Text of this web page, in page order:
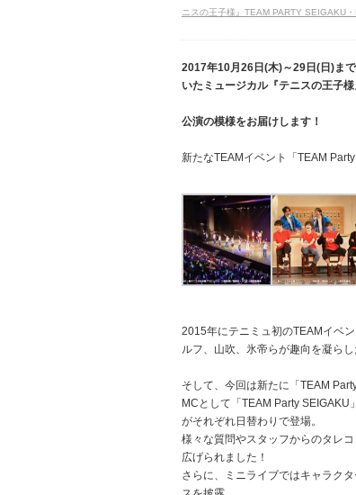
ニスの王子様』TEAM PARTY SEIGAKU
2017年10月26日(木)～29日(日)ま
いたミュージカル『テニスの王子
公演の模様をお届けします！
新たなTEAMイベント「TEAM
2015年にテニミュ初のTEAMイベ
ルフ、山吹、氷帝らが趣向を凝ら
そして、今回は新たに「TEAM
MCとして「TEAM Party
がそれぞれ日替わりで登場。
様々な質問やスタッフからのタレ
広げられました！
さらに、ミニライブではキャラク